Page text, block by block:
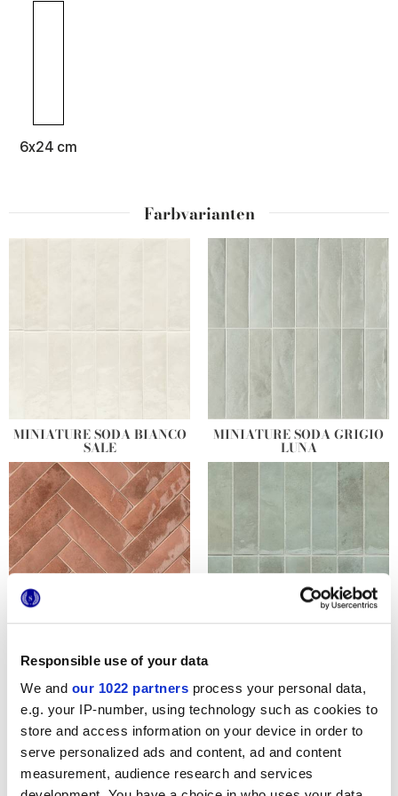
Responsible use of your data
We and our 1022 partners process your personal data,
e.g. your IP-number, using technology such as cookies to
store and access information on your device in order to
serve personalized ads and content, ad and content
measurement, audience research and services
6x24 cm
Farbvarianten
MINIATURE SODA BIANCO
SALE
MINIATURE SODA GRIGIO
LUNA
MINIATURE SODA ROSA
CORALLO